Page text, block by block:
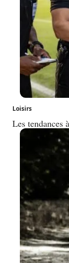
Loisirs
Les tendances